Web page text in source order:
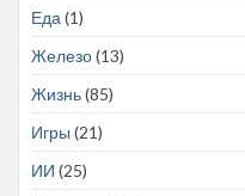
Еда (1)
Железо(13)
Жизнь(85)
Игры (21)
ИИ (25)